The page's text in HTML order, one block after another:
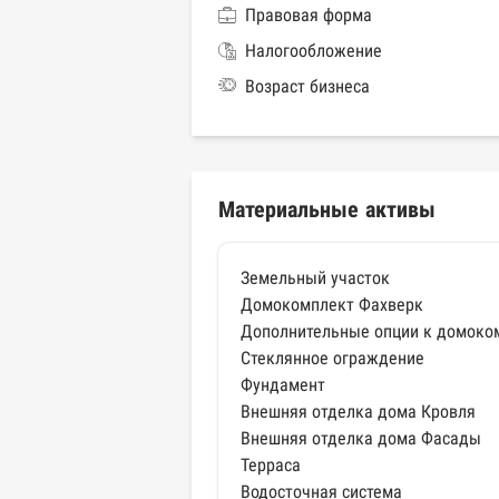
Правовая форма
Налогообложение
Возраст бизнеса
Материальные активы
Земельный участок
Домокомплект Фахверк
Дополнительные опции к
Стеклянное ограждение
Фундамент
Внешняя отделка дома Кровля
Внешняя отделка дома Фасады
Терраса
Водосточная система